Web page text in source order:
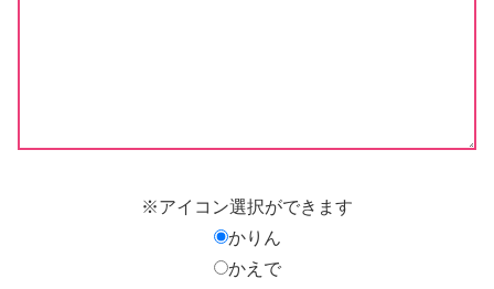
※アイコン選択ができます
かりん
かえで